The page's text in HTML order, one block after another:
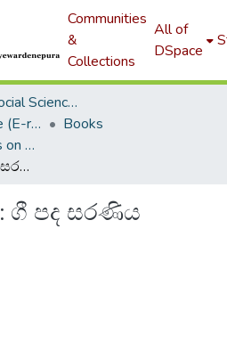
Communities
&
Collections
All of
DSpace
Humanities & Social Sciences
Publication Committee (E-repository)
Books
Information Resources on books
සඳ හිරු නිසලයි : ගී පද සරණිය
ගී පද සරණිය